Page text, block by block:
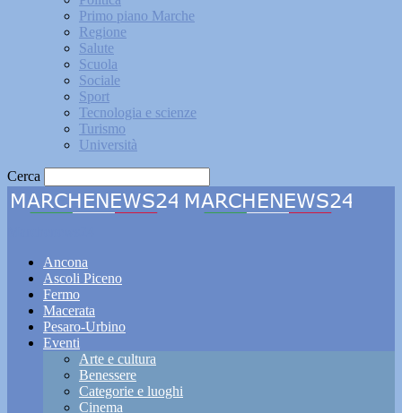
Primo piano Marche
Regione
Salute
Scuola
Sociale
Sport
Tecnologia e scienze
Turismo
Università
Cerca
Ancona
Ascoli Piceno
Fermo
Macerata
Pesaro-Urbino
Eventi
Arte e cultura
Benessere
Categorie e luoghi
Cinema